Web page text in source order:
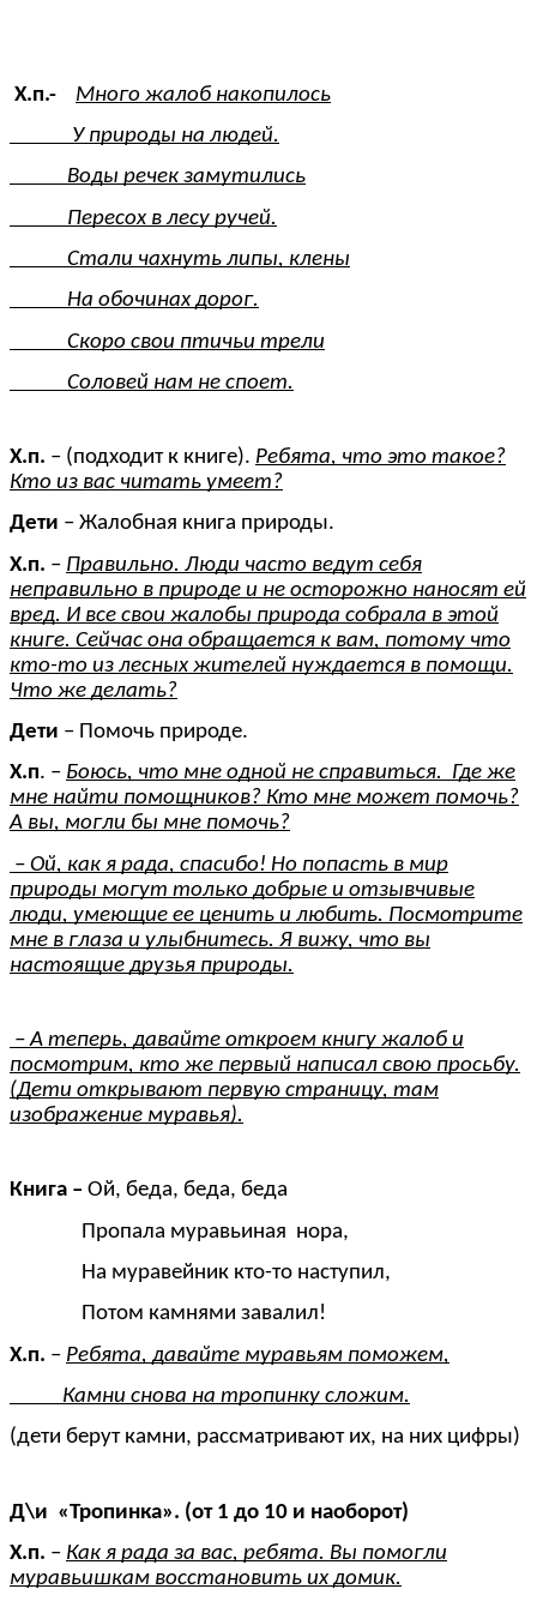
Х.п.-
Много жалоб накопилось
У природы на людей.
Воды речек замутились
Пересох в лесу ручей.
Стали чахнуть липы, клены
На обочинах дорог.
Скоро свои птичьи трели
Соловей нам не споет.
Х.п. – (подходит к книге). Ребята, что это такое?
Кто из вас читать умеет?
Дети – Жалобная книга природы.
Х.п. – Правильно. Люди часто ведут себя
неправильно в природе и не осторожно наносят ей
вред. И все свои жалобы природа собрала в этой
книге. Сейчас она обращается к вам, потому что
кто-то из лесных жителей нуждается в помощи.
Что же делать?
Дети – Помочь природе.
Х.п. – Боюсь, что мне одной не справиться. Где же
мне найти помощников? Кто мне может помочь?
А вы, могли бы мне помочь?
– Ой, как я рада, спасибо! Но попасть в мир
природы могут только добрые и отзывчивые
люди, умеющие ее ценить и любить. Посмотрите
мне в глаза и улыбнитесь. Я вижу, что вы
настоящие друзья природы.
– А теперь, давайте откроем книгу жалоб и
посмотрим, кто же первый написал свою просьбу.
(Дети открывают первую страницу, там
изображение муравья).
Книга – Ой, беда, беда, беда
Пропала муравьиная нора,
На муравейник кто-то наступил,
Потом камнями завалил!
Х.п. – Ребята, давайте муравьям поможем,
Камни снова на тропинку сложим.
(дети берут камни, рассматривают их, на них цифры)
Д\и «Тропинка». (от 1 до 10 и наоборот)
Х.п. – Как я рада за вас, ребята. Вы помогли
муравьишкам восстановить их домик.